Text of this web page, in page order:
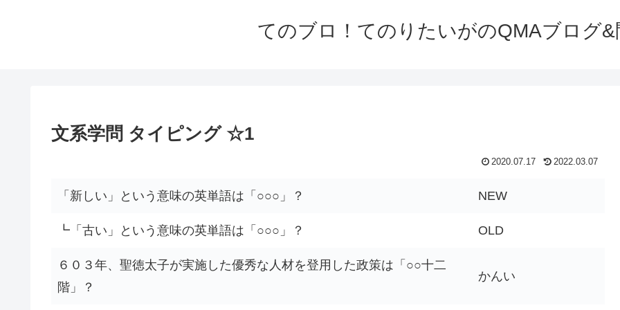
てのブロ！てのりたいがのQMAブログ&
文系学問 タイピング ☆1
2020.07.17 2022.03.07
「新しい」という意味の英単語は「○○○」？ NEW
┗「古い」という意味の英単語は「○○○」？ OLD
６０３年、聖徳太子が実施した優秀な人材を登用した政策は「○○十二
階」？
かんい